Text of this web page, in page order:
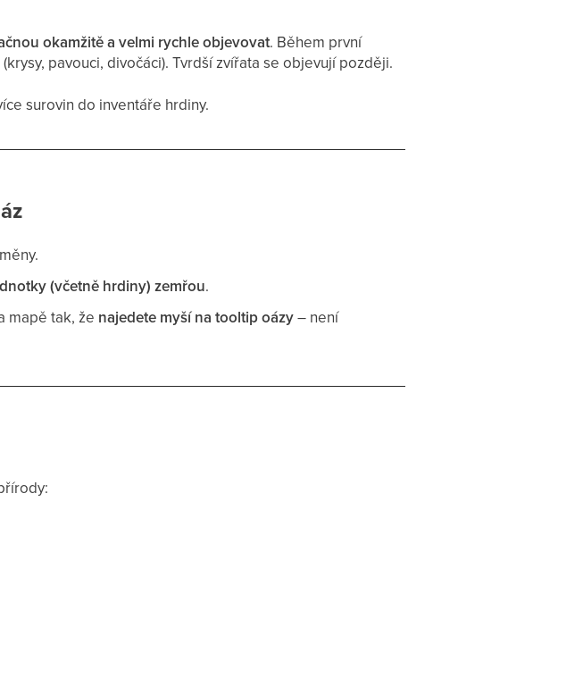
okamžitě a velmi rychle objevovat. Během první
pavouci, divočáci). Tvrdší zvířata se objevují později.
surovin do inventáře hrdiny.
(včetně hrdiny) zemřou.
mapě tak, že najedete myší na tooltip oázy– není